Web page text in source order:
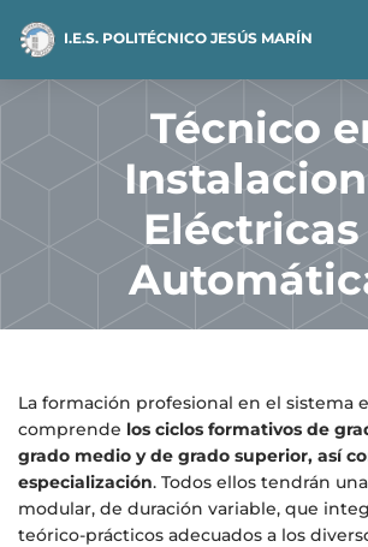
I.E.S. POLITÉCNICO JESÚS MARÍN
Técnico
La formación profesional en el sistema
comprende los ciclos formativos de
grado medio y de grado superior, así
especialización. Todos ellos tendrán
modular, de duración variable, que
teórico-prácticos adecuados a los